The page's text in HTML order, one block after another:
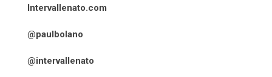
Intervallenato.com
@paulbolano
@intervallenato